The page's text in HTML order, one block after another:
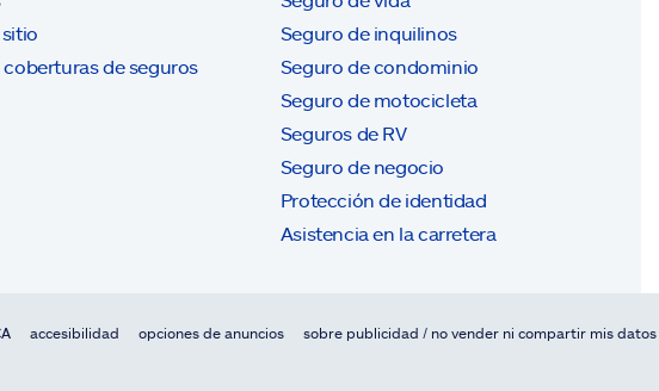
coberturas de seguros
Seguro de inquilinos
Seguro de condominio
Seguro de motocicleta
Seguros de RV
Seguro de negocio
Protección de identidad
Asistencia en la carretera
accesibilidad opciones de anuncios sobre publicidad / no vender ni compartir mis